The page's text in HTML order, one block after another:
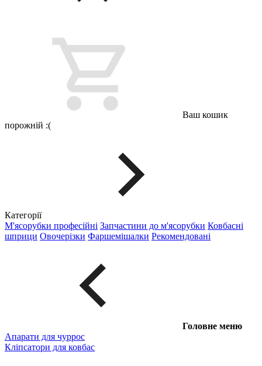
Ваш кошик
порожній :(
Категорії
М'ясорубки професійні Запчастини до м'ясорубки Ковбасні
шприци Овочерізки Фаршемішалки Рекомендовані
Головне меню
Апарати для чуррос
Кліпсатори для ковбас